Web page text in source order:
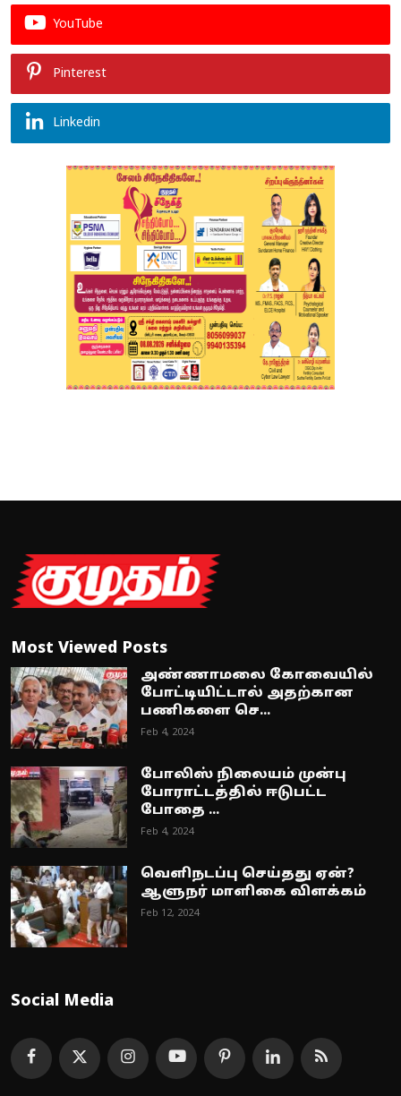
YouTube
Pinterest
Linkedin
Most Viewed Posts
அண்ணாமலை கோவையில்
போட்டியிட்டால் அதற்கான
பணிகளை செ...
Feb 4, 2024
போலிஸ் நிலையம் முன்பு
போராட்டத்தில் ஈடுபட்ட
போதை ...
Feb 4, 2024
வெளிநடப்பு செய்தது ஏன்?
ஆளுநர் மாளிகை விளக்கம்
Feb 12, 2024
Social Media